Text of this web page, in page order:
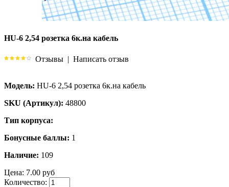
HU-6 2,54 розетка 6к.на кабель
Отзывы | Написать отзыв
Модель: HU-6 2,54 розетка 6к.на кабель
SKU (Артикул): 48800
Тип корпуса:
Бонусные баллы: 1
Наличие: 109
Цена: 7.00 руб
Количество: